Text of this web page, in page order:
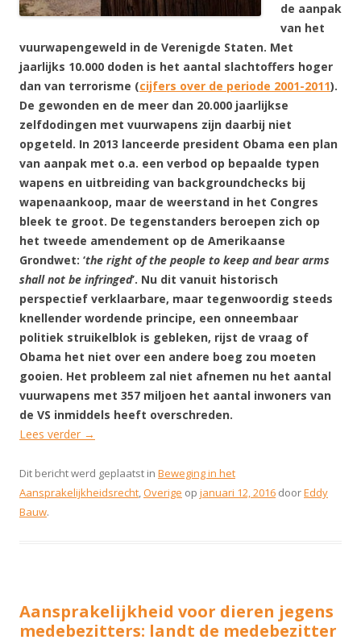
de aanpak
van het
vuurwapengeweld in de Verenigde Staten. Met
jaarlijks 10.000 doden is het aantal slachtoffers hoger
dan van terrorisme (cijfers over de periode 2001-2011).
De gewonden en de meer dan 20.000 jaarlijkse
zelfdodingen met vuurwapens zijn daarbij niet
opgeteld. In 2013 lanceerde president Obama een plan
van aanpak met o.a. een verbod op bepaalde typen
wapens en uitbreiding van backgroundchecks bij
wapenaankoop, maar de weerstand in het Congres
bleek te groot. De tegenstanders beroepen zich op
het tweede amendement op de Amerikaanse
Grondwet: ‘the right of the people to keep and bear arms
shall not be infringed’. Nu dit vanuit historisch
perspectief verklaarbare, maar tegenwoordig steeds
knellender wordende principe, een onneembaar
politiek struikelblok is gebleken, rijst de vraag of
Obama het niet over een andere boeg zou moeten
gooien. Het probleem zal niet afnemen nu het aantal
vuurwapens met 357 miljoen het aantal inwoners van
de VS inmiddels heeft overschreden.
Lees verder →
Dit bericht werd geplaatst in Beweging in het
Aansprakelijkheidsrecht,Overige op januari 12, 2016 doorEddy
Bauw.
Aansprakelijkheid voor dieren jegens
medebezitters: landt de medebezitter